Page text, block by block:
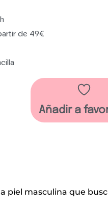
de 49€
Añadir a
piel masculina que